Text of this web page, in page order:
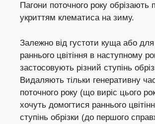
Пагони поточного року обрізають
укриттям клематиса на зиму.
Залежно від густоти куща або
раннього цвітіння в наступному
застосовують різний ступінь
Видаляють тільки генеративну
поточного року (що виріс цього
хочуть домогтися раннього
ступінь обрізки (до першого